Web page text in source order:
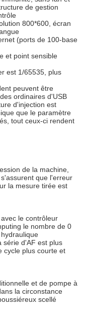
de gestion
800*600, écran
(ports de 100-base
et point sensible
est 1/65535, plus
peuvent être
ordinaires d'USB
d'injection est
que le paramètre
tout ceux-ci rendent
de la machine,
que l'erreur
la mesure tirée est
le contrôleur
le nombre de 0
série d'AF est plus
cycle plus courte et
et de pompe à
la circonstance
scellé